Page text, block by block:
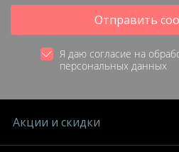
Отправить
Я даю согласие на
персональных данных
Акции и скидки